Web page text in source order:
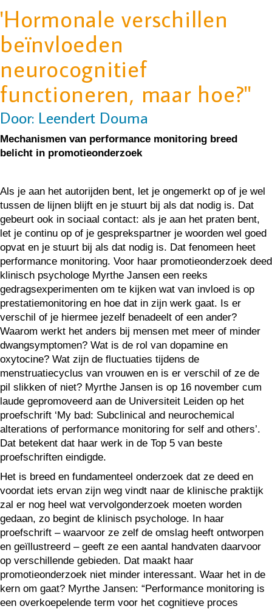
'Hormonale verschillen
beïnvloeden
neurocognitief
functioneren, maar hoe?''
Door: Leendert Douma
Mechanismen van performance monitoring breed
belicht in promotieonderzoek
Als je aan het autorijden bent, let je ongemerkt op of je wel
tussen de lijnen blijft en je stuurt bij als dat nodig is. Dat
gebeurt ook in sociaal contact: als je aan het praten bent,
let je continu op of je gesprekspartner je woorden wel goed
opvat en je stuurt bij als dat nodig is. Dat fenomeen heet
performance monitoring. Voor haar promotieonderzoek deed
klinisch psychologe Myrthe Jansen een reeks
gedragsexperimenten om te kijken wat van invloed is op
prestatiemonitoring en hoe dat in zijn werk gaat. Is er
verschil of je hiermee jezelf benadeelt of een ander?
Waarom werkt het anders bij mensen met meer of minder
dwangsymptomen? Wat is de rol van dopamine en
oxytocine? Wat zijn de fluctuaties tijdens de
menstruatiecyclus van vrouwen en is er verschil of ze de
pil slikken of niet? Myrthe Jansen is op 16 november cum
laude gepromoveerd aan de Universiteit Leiden op het
proefschrift ‘My bad: Subclinical and neurochemical
alterations of performance monitoring for self and others’.
Dat betekent dat haar werk in de Top 5 van beste
proefschriften eindigde.
Het is breed en fundamenteel onderzoek dat ze deed en
voordat iets ervan zijn weg vindt naar de klinische praktijk
zal er nog heel wat vervolgonderzoek moeten worden
gedaan, zo begint de klinisch psychologe. In haar
proefschrift – waarvoor ze zelf de omslag heeft ontworpen
en geïllustreerd – geeft ze een aantal handvaten daarvoor
op verschillende gebieden. Dat maakt haar
promotieonderzoek niet minder interessant. Waar het in de
kern om gaat? Myrthe Jansen: “Performance monitoring is
een overkoepelende term voor het cognitieve proces